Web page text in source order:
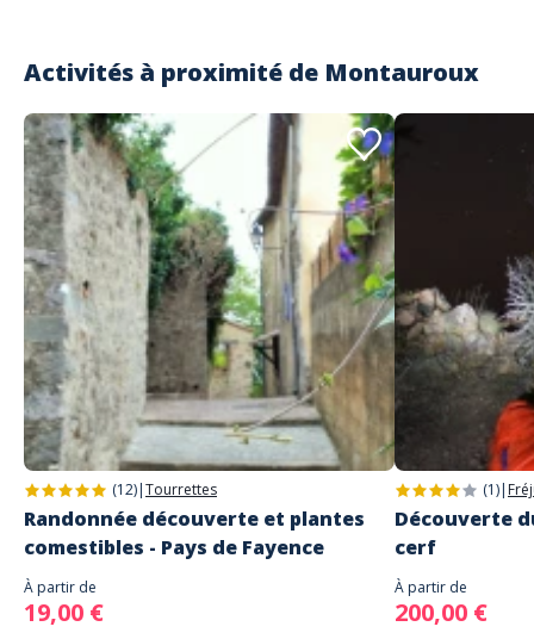
Activités à proximité de Montauroux
(12)|Tourrettes
Randonnée découverte et plantes
comestibles - Pays de Fayence
À partir de
19,00 €
(1)|
Découverte
cerf
À partir de
200,00 €